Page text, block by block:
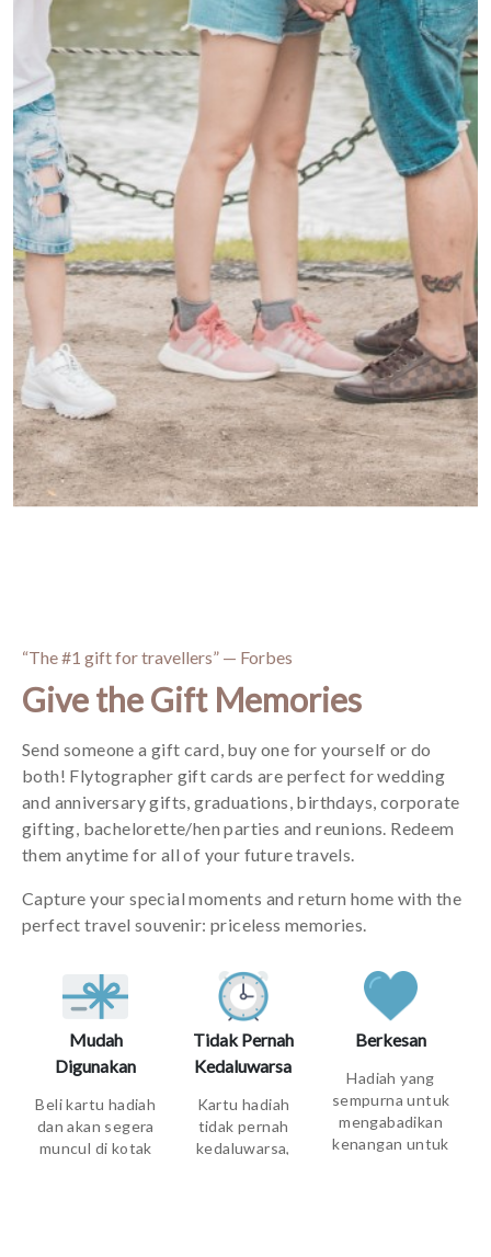
“The #1 gift for travellers” — Forbes
Give the Gift Memories
Send someone a gift card, buy one for yourself or do
both! Flytographer gift cards are perfect for wedding
and anniversary gifts, graduations, birthdays, corporate
gifting, bachelorette/hen parties and reunions. Redeem
them anytime for all of your future travels.
Capture your special moments and return home with the
perfect travel souvenir: priceless memories.
Mudah
Digunakan
Beli kartu hadiah
dan akan segera
muncul di kotak
Tidak Pernah
Kedaluwarsa
Kartu hadiah
tidak pernah
kedaluwarsa,
Berkesan
Hadiah yang
sempurna untuk
mengabadikan
kenangan untuk